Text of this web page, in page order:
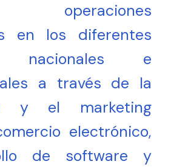
operaciones
en los diferentes
nacionales e
a través de la
y el marketing
electrónico,
de software y